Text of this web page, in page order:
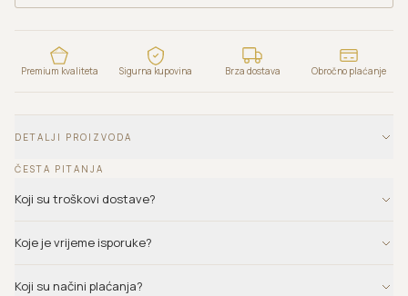
Premium kvaliteta Sigurna kupovina Brza dostava Obročno plaćanje
DETALJI PROIZVODA
ČESTA PITANJA
Koji su troškovi dostave?
Koje je vrijeme isporuke?
Koji su načini plaćanja?